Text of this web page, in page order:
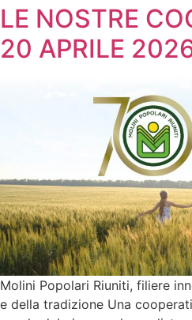
LE NOSTRE
20 APRILE
Molini Popolari Riuniti, filiere
e della tradizione Una